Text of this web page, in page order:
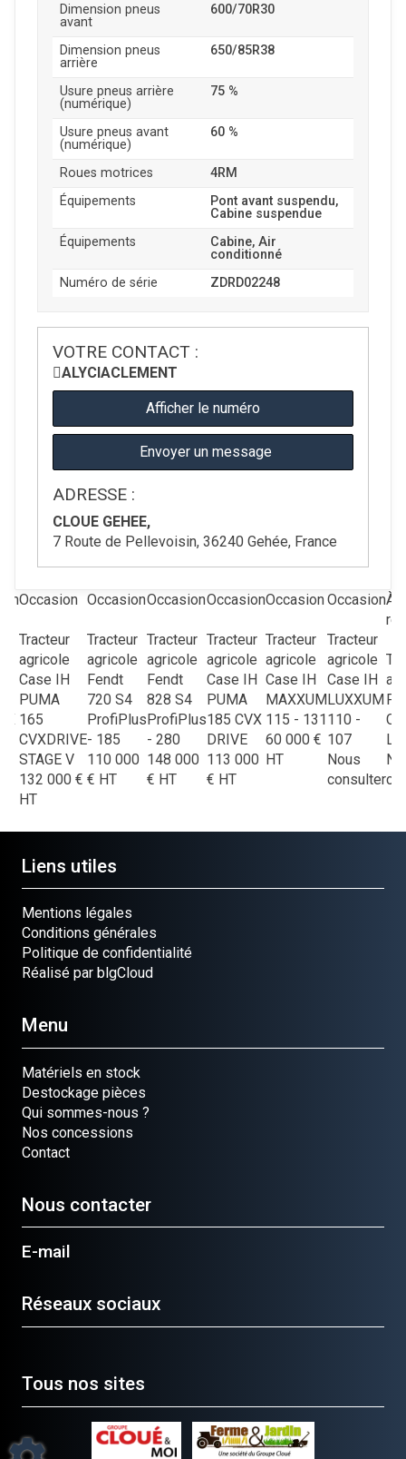
Dimension pneus
avant
600/70R30
Dimension pneus
arrière
650/85R38
Usure pneus arrière
(numérique)
75 %
Usure pneus avant
(numérique)
60 %
Roues motrices
4RM
Équipements
Pont avant suspendu,
Cabine suspendue
Équipements
Cabine, Air
conditionné
Numéro de série
ZDRD02248
VOTRE CONTACT :
ALYCIACLEMENT
Afficher le numéro
Envoyer un message
ADRESSE :
CLOUE GEHEE,
7 Route de Pellevoisin, 36240 Gehée, France
Occasion
Tracteur
agricole
Case IH
PUMA
165
CVXDRIVE
STAGE V
132 000 €
HT
Occasion
Tracteur
agricole
Fendt
720 S4
ProfiPlus
- 185
110 000
€ HT
Occasion
Tracteur
agricole
Fendt
828 S4
ProfiPlus
- 280
148 000
€ HT
Occasion
Tracteur
agricole
Case IH
PUMA
185 CVX
DRIVE
113 000
€ HT
Occasion
Tracteur
agricole
Case IH
MAXXUM
115 - 131
60 000 €
HT
Occasion
Tracteur
agricole
Case IH
LUXXUM
110 -
107
Nous
consulter
À
Liens utiles
Mentions légales
Conditions générales
Politique de confidentialité
Réalisé par blgCloud
Menu
Matériels en stock
Destockage pièces
Qui sommes-nous ?
Nos concessions
Contact
Nous contacter
E-mail
Réseaux sociaux
Tous nos sites